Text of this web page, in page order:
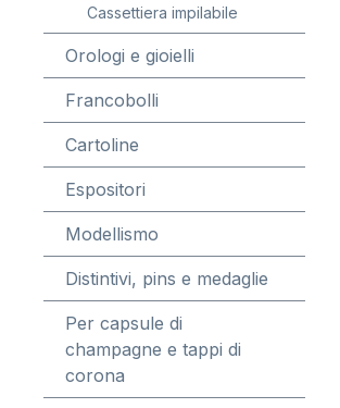
Cassettiera impilabile
Orologi e gioielli
Francobolli
Cartoline
Espositori
Modellismo
Distintivi, pins e medaglie
Per capsule di
champagne e tappi di
corona